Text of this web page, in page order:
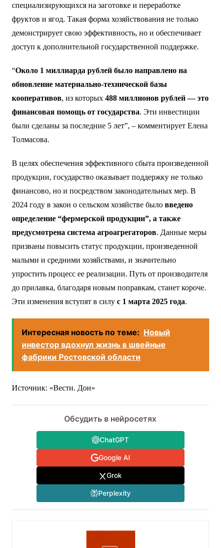
специализирующихся на заготовке и переработке
фруктов и ягод. Такая форма хозяйствования не только
демонстрирует свою эффективность, но и обеспечивает
доступ к дополнительной государственной поддержке.
“Около 1 миллиарда рублей было направлено на
обновление материально-технической базы
кооперативов, из которых 488 миллионов рублей — это
финансовая помощь от государства. Эти инвестиции
были сделаны за последние 5 лет”, – комментирует Елена
Толмасова.
В целях обеспечения эффективного сбыта произведенной
продукции, государство оказывает поддержку не только
финансово, но и посредством законодательных мер. В
2024 году в закон о сельском хозяйстве было введено
определение “фермерской продукции”, а также
предусмотрена система агроагрегаторов. Данные меры
призваны повысить статус продукции, произведенной
малыми и средними хозяйствами, и значительно
упростить процесс ее реализации. Путь от производителя
до прилавка, благодаря новым поправкам, станет короче.
Эти изменения вступят в силу с 1 марта 2025 года.
Интересная новость по теме: Новый
инвестор вдохнул жизнь в швейные
фабрики Ростовской области
Источник: «Вести. Дон»
Обсудить в нейросетях
ChatGPT
Google AI
Grok
Perplexity